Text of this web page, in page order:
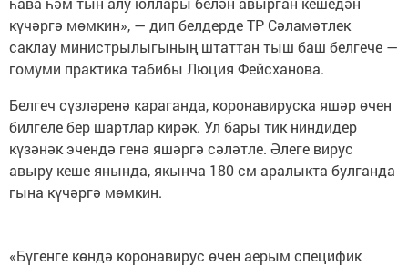
күчәргә мөмкин», — дип белдерде ТР Сәламәтлек
саклау министрылыгының штаттан тыш баш белгече —
гомуми практика табибы Люция Фейсханова.
Белгеч сүзләренә караганда, коронавируска яшәр өчен
билгеле бер шартлар кирәк. Ул бары тик ниндидер
күзәнәк эчендә генә яшәргә сәләтле. Әлеге вирус
авыру кеше янында, якынча 180 см аралыкта булганда
гына күчәргә мөмкин.
«Бүгенге көндә коронавирус өчен аерым специфик